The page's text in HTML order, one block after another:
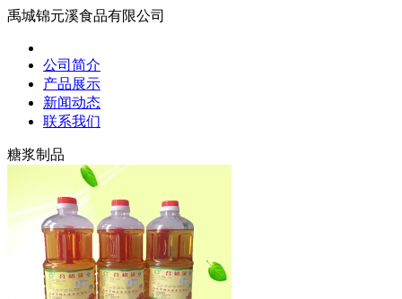
禹城锦元溪食品有限公司
公司简介
产品展示
新闻动态
联系我们
糖浆制品